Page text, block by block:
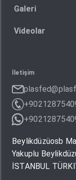
Galeri
Videolar
İletişim
Beylikdüzüosb
Yakuplu
İSTANBUL